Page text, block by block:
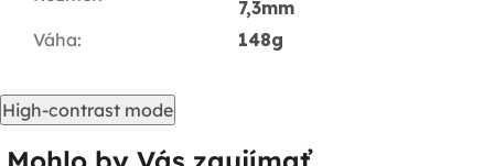
7,3mm
Váha: 148g
High-contrast mode